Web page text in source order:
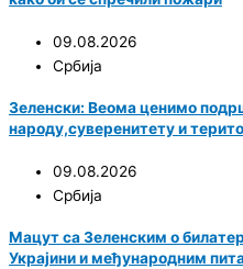
09.08.2026
Србија
Зеленски: Веома ценимо
народу,суверенитету и
09.08.2026
Србија
Мацут са Зеленским о
Украјини и међународним